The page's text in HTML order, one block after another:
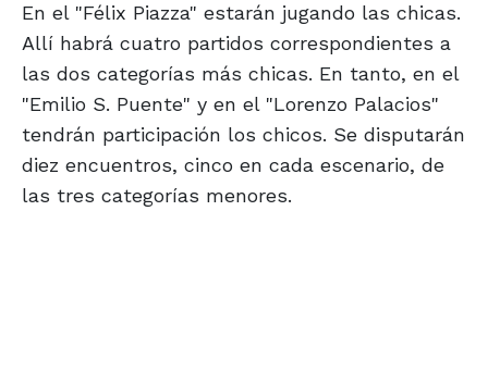
En el "Félix Piazza" estarán jugando las chicas.
Allí habrá cuatro partidos correspondientes a
las dos categorías más chicas. En tanto, en el
"Emilio S. Puente" y en el "Lorenzo Palacios"
tendrán participación los chicos. Se disputarán
diez encuentros, cinco en cada escenario, de
las tres categorías menores.